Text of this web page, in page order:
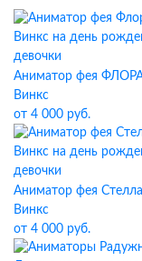
Аниматор фея
Винкс
от 4 000 руб.
Аниматор фея
Винкс
от 4 000 руб.